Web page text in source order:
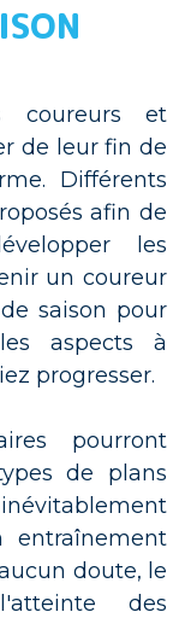
coureurs et
de leur fin de
Différents
afin de
les
un coureur
saison pour
aspects à
progresser.
pourront
de plans
entraînement
doute, le
des